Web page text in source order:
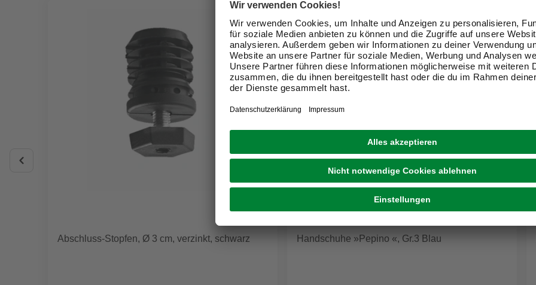
Abschluss-Stopfen, Ø 3 cm, verzinkt, schwarz Handschuhe »Pepino «, Gr.3 Blau